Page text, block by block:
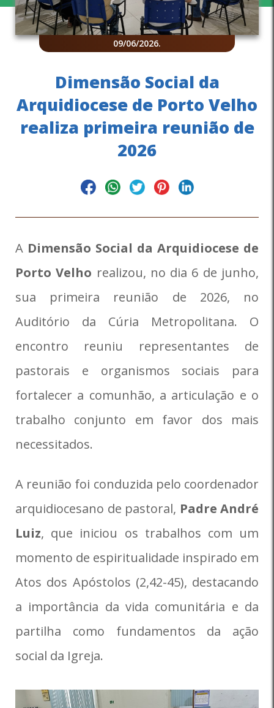
09/06/2026.
Dimensão Social da
Arquidiocese de Porto Velho
realiza primeira reunião de
2026
A Dimensão Social da Arquidiocese de
Porto Velho realizou, no dia 6 de junho,
sua primeira reunião de 2026, no
Auditório da Cúria Metropolitana. O
encontro reuniu representantes de
pastorais e organismos sociais para
fortalecer a comunhão, a articulação e o
trabalho conjunto em favor dos mais
necessitados.
A reunião foi conduzida pelo coordenador
arquidiocesano de pastoral, Padre André
Luiz, que iniciou os trabalhos com um
momento de espiritualidade inspirado em
Atos dos Apóstolos (2,42-45), destacando
a importância da vida comunitária e da
partilha como fundamentos da ação
social da Igreja.